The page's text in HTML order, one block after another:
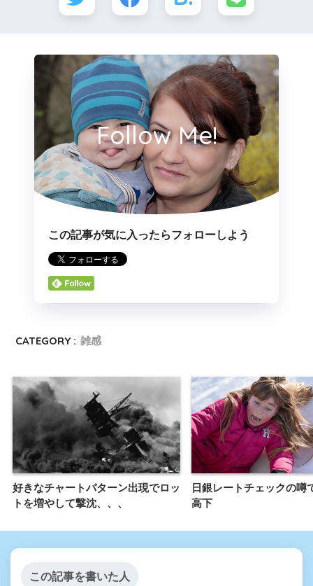
Follow Me!
この記事が気に入ったらフォローしよう
CATEGORY : 雑感
好きなチャートパターン出現でロッ
トを増やして撃沈、、、
日銀レートチェックの噂
高下
この記事を書いた人